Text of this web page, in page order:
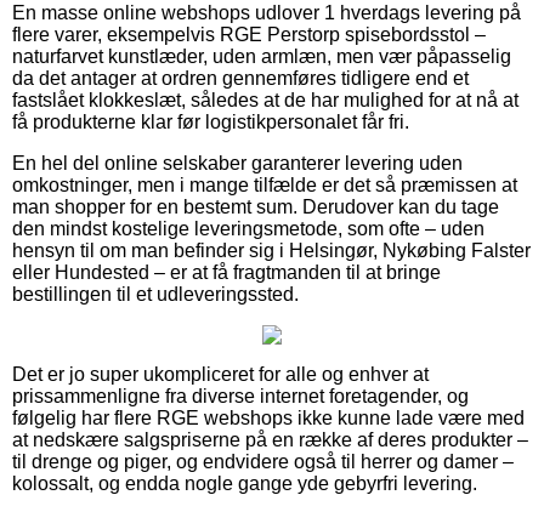
En masse online webshops udlover 1 hverdags levering på
flere varer, eksempelvis RGE Perstorp spisebordsstol –
naturfarvet kunstlæder, uden armlæn, men vær påpasselig
da det antager at ordren gennemføres tidligere end et
fastslået klokkeslæt, således at de har mulighed for at nå at
få produkterne klar før logistikpersonalet får fri.
En hel del online selskaber garanterer levering uden
omkostninger, men i mange tilfælde er det så præmissen at
man shopper for en bestemt sum. Derudover kan du tage
den mindst kostelige leveringsmetode, som ofte – uden
hensyn til om man befinder sig i Helsingør, Nykøbing Falster
eller Hundested – er at få fragtmanden til at bringe
bestillingen til et udleveringssted.
Det er jo super ukompliceret for alle og enhver at
prissammenligne fra diverse internet foretagender, og
følgelig har flere RGE webshops ikke kunne lade være med
at nedskære salgspriserne på en række af deres produkter –
til drenge og piger, og endvidere også til herrer og damer –
kolossalt, og endda nogle gange yde gebyrfri levering.